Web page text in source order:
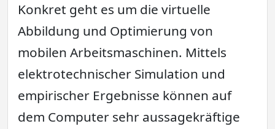
Konkret geht es um die virtuelle
Abbildung und Optimierung von
mobilen Arbeitsmaschinen. Mittels
elektrotechnischer Simulation und
empirischer Ergebnisse können auf
dem Computer sehr aussagekräftige